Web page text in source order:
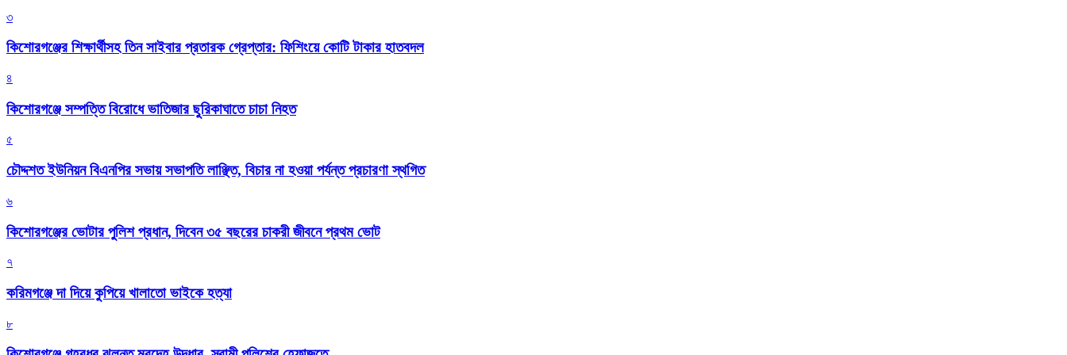
৩
কিশোরগঞ্জের শিক্ষার্থীসহ তিন সাইবার প্রতারক গ্রেপ্তার: ফিশিংয়ে কোটি টাকার হাতবদল
৪
কিশোরগঞ্জে সম্পত্তি বিরোধে ভাতিজার ছুরিকাঘাতে চাচা নিহত
৫
চৌদ্দশত ইউনিয়ন বিএনপির সভায় সভাপতি লাঞ্ছিত, বিচার না হওয়া পর্যন্ত প্রচারণা স্থগিত
৬
কিশোরগঞ্জের ভোটার পুলিশ প্রধান, দিবেন ৩৫ বছরের চাকরী জীবনে প্রথম ভোট
৭
করিমগঞ্জে দা দিয়ে কুপিয়ে খালাতো ভাইকে হত্যা
৮